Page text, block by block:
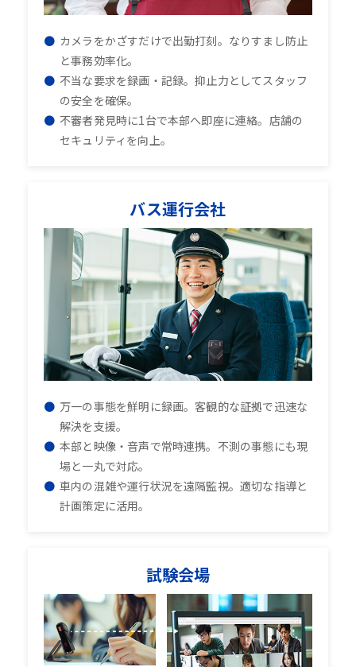
カメラをかざすだけで出勤打刻。なりすまし防止
と事務効率化。
不当な要求を録画・記録。抑止力としてスタッフ
の安全を確保。
不審者発見時に1台で本部へ即座に連絡。店舗の
セキュリティを向上。
バス運行会社
万一の事態を鮮明に録画。客観的な証拠で迅速な
解決を支援。
本部と映像・音声で常時連携。不測の事態にも現
場と一丸で対応。
車内の混雑や運行状況を遠隔監視。適切な指導と
計画策定に活用。
試験会場